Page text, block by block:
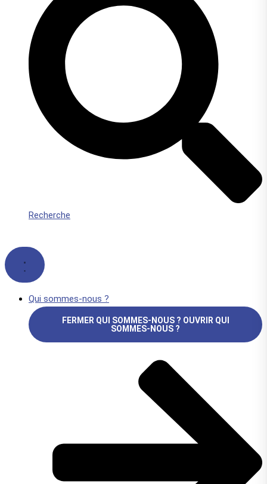
Recherche
Qui sommes-nous ?
FERMER QUI SOMMES-NOUS ? OUVRIR QUI
SOMMES-NOUS ?